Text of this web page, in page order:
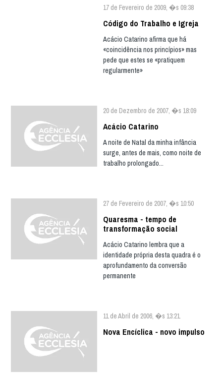
17 de Fevereiro de 2009, �s 09:38
Código do Trabalho e Igreja
Acácio Catarino afirma que há
«coincidência nos princípios» mas
pede que estes se «pratiquem
regularmente»
20 de Dezembro de 2007, �s 18:09
Acácio Catarino
A noite de Natal da minha infância
surge, antes de mais, como noite de
trabalho prolongado...
27 de Fevereiro de 2007, �s 10:50
Quaresma - tempo de
transformação social
Acácio Catarino lembra que a
identidade própria desta quadra é o
aprofundamento da conversão
permanente
11 de Abril de 2006, �s 13:21
Nova Encíclica - novo impulso